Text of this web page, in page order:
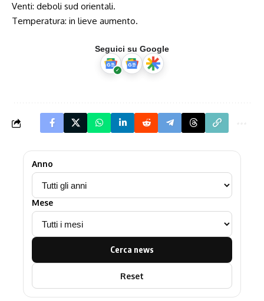
Venti: deboli sud orientali.
Temperatura: in lieve aumento.
Seguici su Google
Anno
Mese
Cerca news
Reset